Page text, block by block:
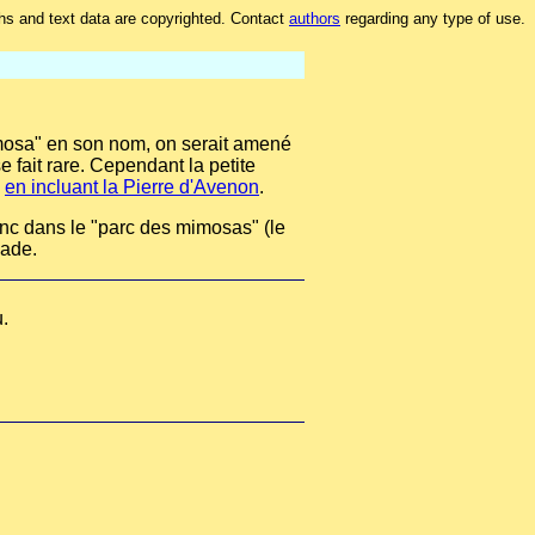
and text data are copyrighted. Contact authors regarding any type of use.
en son nom, on serait amené
fait rare. Cependant la petite
en incluant la Pierre d'Avenon.
dans le "parc des mimosas" (le